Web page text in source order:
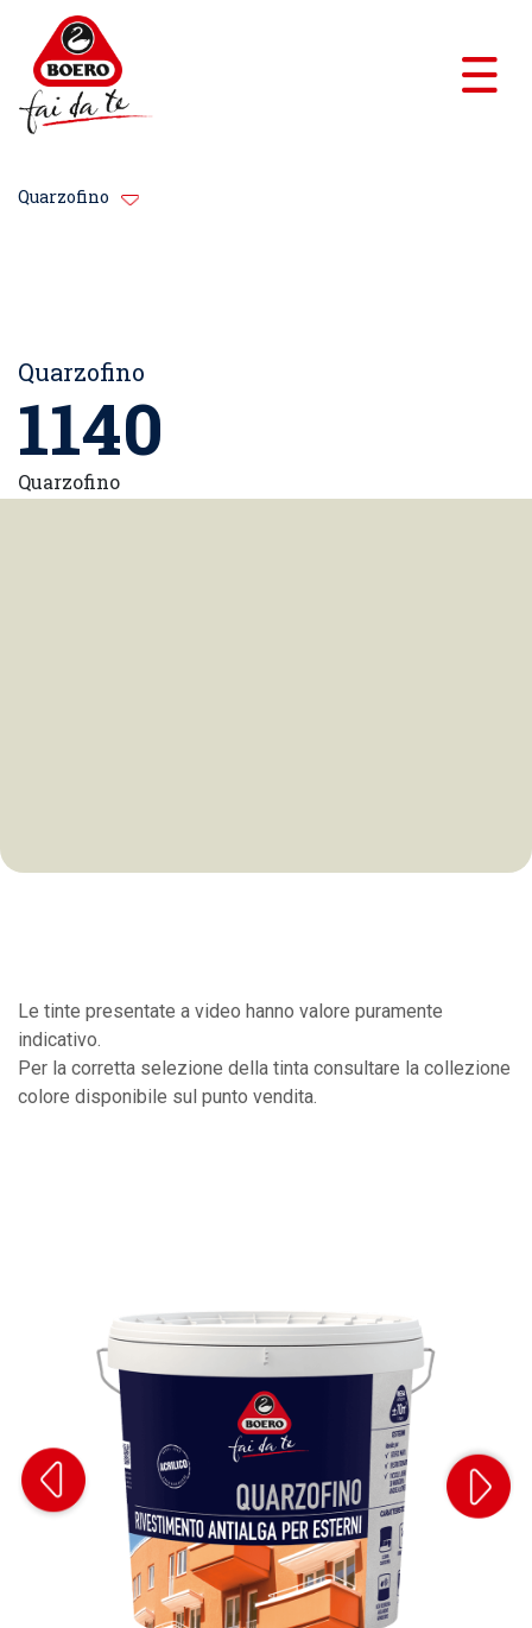
Quarzofino
Quarzofino
1140
Quarzofino
Le tinte presentate a video hanno valore puramente
indicativo.
Per la corretta selezione della tinta consultare la collezione
colore disponibile sul punto vendita.